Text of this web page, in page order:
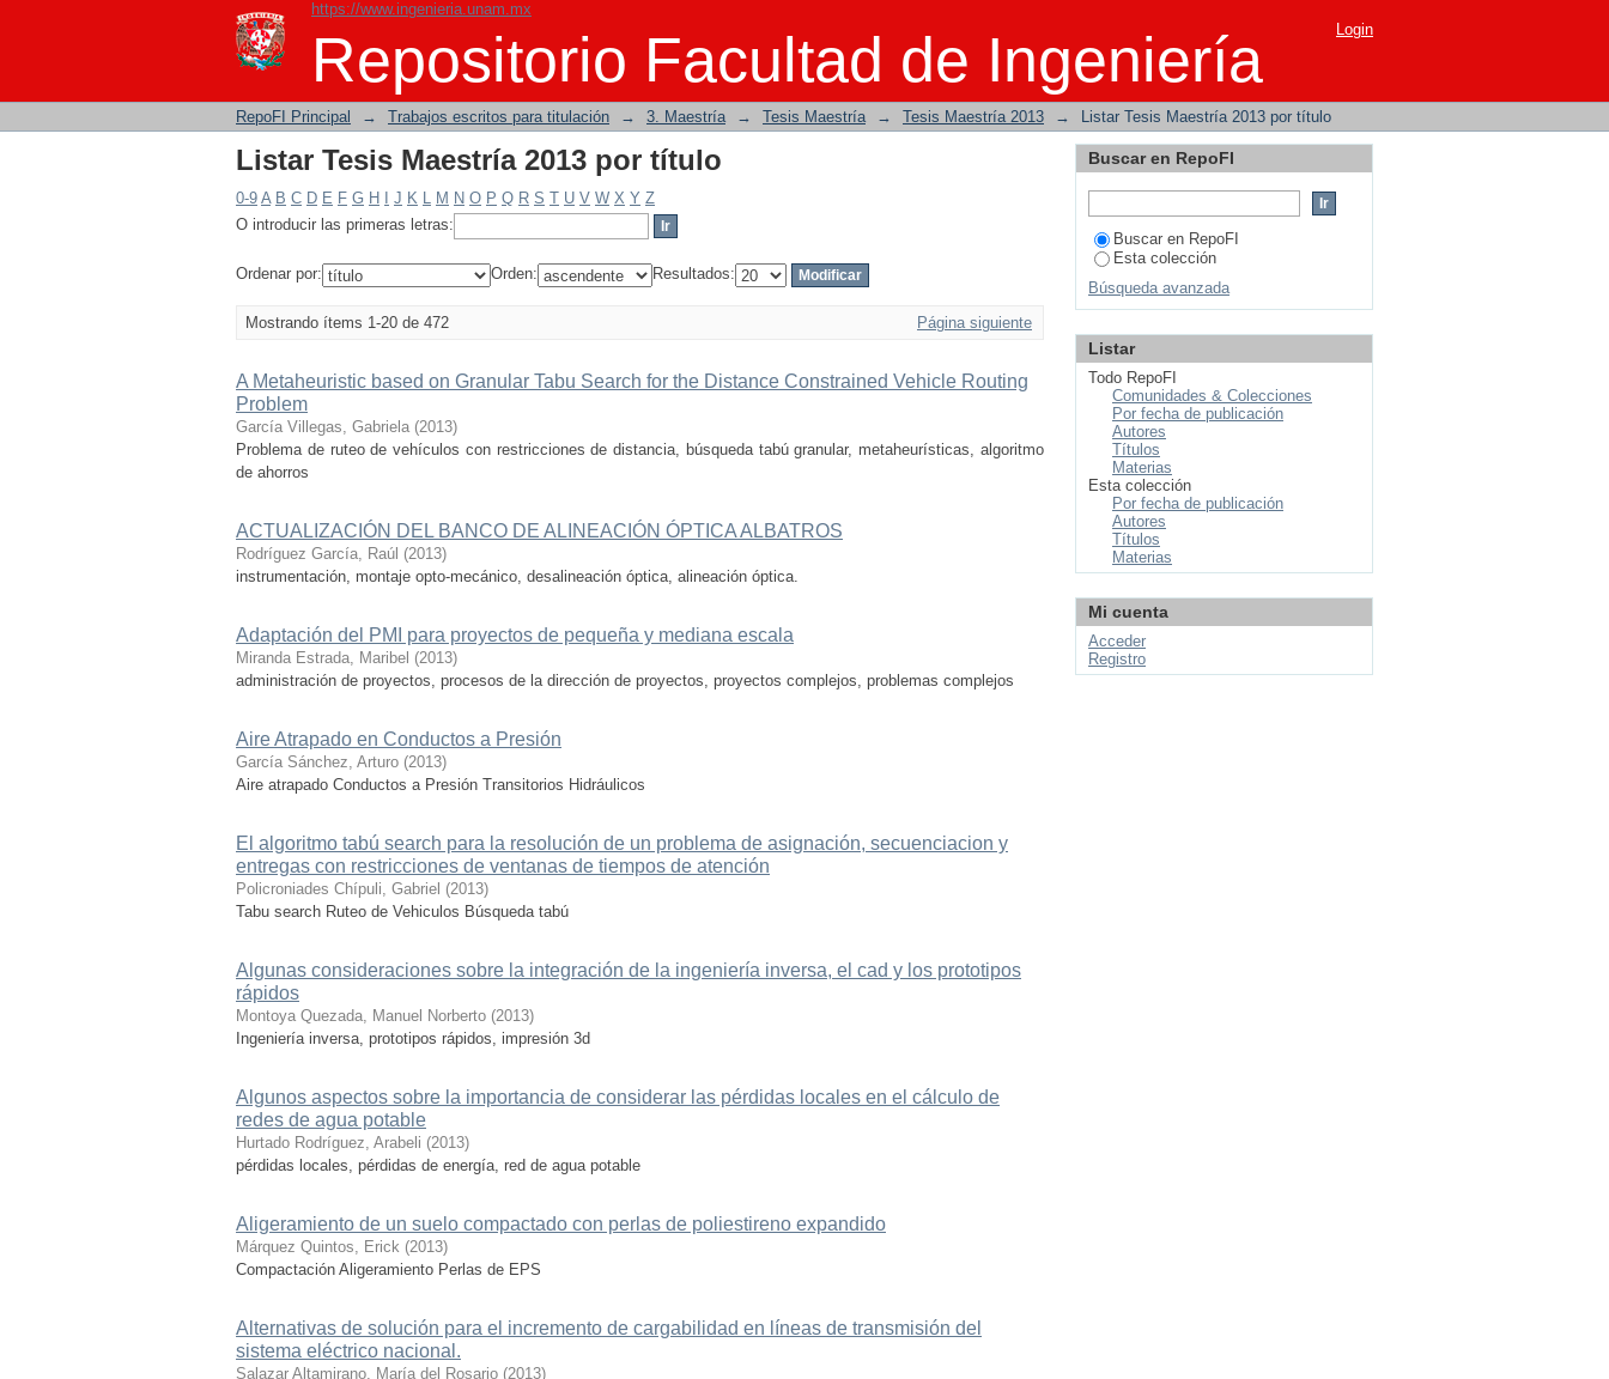
https://www.ingenieria.unam.mx
Repositorio Facultad de Ingeniería
Listar Tesis Maestría 2013 por título Login
RepoFI Principal → Trabajos escritos para titulación → 3. Maestría → Tesis Maestría → Tesis Maestría 2013 → Listar Tesis Maestría 2013 por título
Listar Tesis Maestría 2013 por título
0-9 A B C D E F G H J K L M N O P Q R S T U V W X Y Z
O introducir las primeras letras:
Ordenar por: Orden: Resultados:
Mostrando ítems 1-20 de 472 Página siguiente
A Metaheuristic based on Granular Tabu Search for the Distance Constrained Vehicle Routing
Problem
García Villegas, Gabriela (2013)
Problema de ruteo de vehículos con restricciones de distancia, búsqueda tabú granular, metaheurísticas, algoritmo
de ahorros
ACTUALIZACIÓN DEL BANCO DE ALINEACIÓN ÓPTICA ALBATROS
Rodríguez García, Raúl (2013)
instrumentación, montaje opto-mecánico, desalineación óptica, alineación óptica.
Adaptación del PMI para proyectos de pequeña y mediana escala
Miranda Estrada, Maribel (2013)
administración de proyectos, procesos de la dirección de proyectos, proyectos complejos, problemas complejos
Aire Atrapado en Conductos a Presión
García Sánchez, Arturo (2013)
Aire atrapado Conductos a Presión Transitorios Hidráulicos
El algoritmo tabú search para la resolución de un problema de asignación, secuenciacion y
entregas con restricciones de ventanas de tiempos de atención
Policroniades Chípuli, Gabriel (2013)
Tabu search Ruteo de Vehiculos Búsqueda tabú
Algunas consideraciones sobre la integración de la ingeniería inversa, el cad y los prototipos
rápidos
Montoya Quezada, Manuel Norberto (2013)
Ingeniería inversa, prototipos rápidos, impresión 3d
Algunos aspectos sobre la importancia de considerar las pérdidas locales en el cálculo de
redes de agua potable
Hurtado Rodríguez, Arabeli (2013)
pérdidas locales, pérdidas de energía, red de agua potable
Aligeramiento de un suelo compactado con perlas de poliestireno expandido
Márquez Quintos, Erick (2013)
Compactación Aligeramiento Perlas de EPS
Alternativas de solución para el incremento de cargabilidad en líneas de transmisión del
sistema eléctrico nacional.
Salazar Altamirano, María del Rosario (2013)
Buscar en RepoFI
Buscar en RepoFI
Esta colección
Búsqueda avanzada
Listar
Todo RepoFI
Comunidades & Colecciones
Por fecha de publicación
Autores
Títulos
Materias
Esta colección
Por fecha de publicación
Autores
Títulos
Materias
Mi cuenta
Acceder
Registro